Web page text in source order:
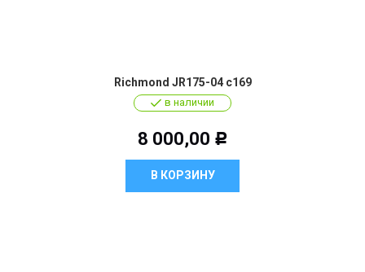
Richmond JR175-04 c169
в наличии
8 000,00 Р
В КОРЗИНУ